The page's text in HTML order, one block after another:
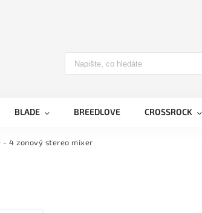
BLADE BREEDLOVE CROSSROCK
- 4 zonový stereo mixer